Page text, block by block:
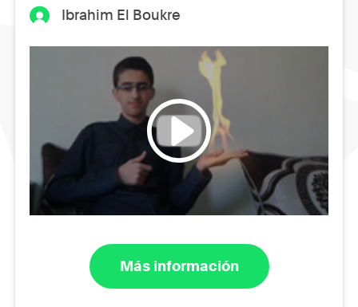
Ibrahim El Boukre
Más información